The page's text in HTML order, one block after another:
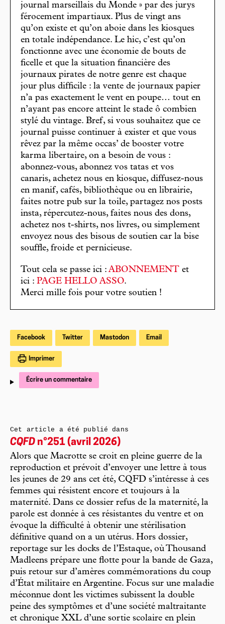
journal marseillais du Monde » par des jurys
férocement impartiaux. Plus de vingt ans
qu’on existe et qu’on aboie dans les kiosques
en totale indépendance. Le hic, c’est qu’on
fonctionne avec une économie de bouts de
ficelle et que la situation financière des
journaux pirates de notre genre est chaque
jour plus difficile : la vente de journaux papier
n’a pas exactement le vent en poupe… tout en
n’ayant pas encore atteint le stade ô combien
stylé du vintage. Bref, si vous souhaitez que ce
journal puisse continuer à exister et que vous
rêvez par la même occas’ de booster votre
karma libertaire, on a besoin de vous :
abonnez-vous, abonnez vos tatas et vos
canaris, achetez nous en kiosque, diffusez-nous
en manif, cafés, bibliothèque ou en librairie,
faites notre pub sur la toile, partagez nos posts
insta, répercutez-nous, faites nous des dons,
achetez nos t-shirts, nos livres, ou simplement
envoyez nous des bisous de soutien car la bise
souffle, froide et pernicieuse.
Tout cela se passe ici : ABONNEMENT et
ici : PAGE HELLO ASSO.
Merci mille fois pour votre soutien !
Facebook Twitter Mastodon Email
Imprimer
Écrire un commentaire
Cet article a été publié dans
CQFD n°251 (avril 2026)
Alors que Macrotte se croit en pleine guerre de la
reproduction et prévoit d’envoyer une lettre à tous
les jeunes de 29 ans cet été, CQFD s’intéresse à ces
femmes qui résistent encore et toujours à la
maternité. Dans ce dossier refus de la maternité, la
parole est donnée à ces résistantes du ventre et on
évoque la difficulté à obtenir une stérilisation
définitive quand on a un utérus. Hors dossier,
reportage sur les docks de l’Estaque, où Thousand
Madleens prépare une flotte pour la bande de Gaza,
puis retour sur d’amères commémorations du coup
d’État militaire en Argentine. Focus sur une maladie
méconnue dont les victimes subissent la double
peine des symptômes et d’une société maltraitante
et chronique XXL d’une sortie scolaire en plein